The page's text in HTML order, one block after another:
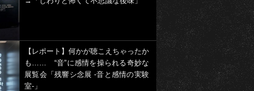
【レポート】何かが聴こえちゃったか
も…… “音”に感情を操られる奇妙な
展覧会「残響シ念展 -⾳と感情の実験
室-」